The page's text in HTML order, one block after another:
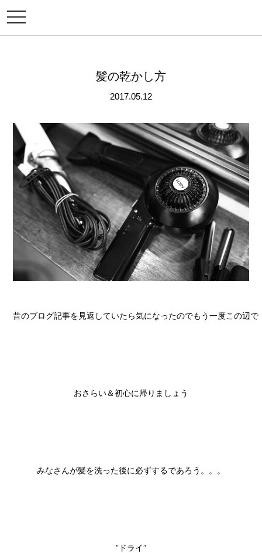
メ
ニ
ュ
髪の乾かし方
2017.05.12
昔のブログ記事を見返していたら気になったのでもう一度この辺で
おさらい＆初心に帰りましょう
みなさんが髪を洗った後に必ずするであろう。。。
”ドライ”